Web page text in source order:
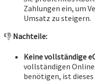
Zahlungen ein, um
Umsatz zu steigern.
👎 Nachteile:
Keine vollständige
vollständigen
benötigen, ist